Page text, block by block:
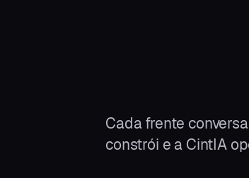
Cada frente
constrói e a CintIA